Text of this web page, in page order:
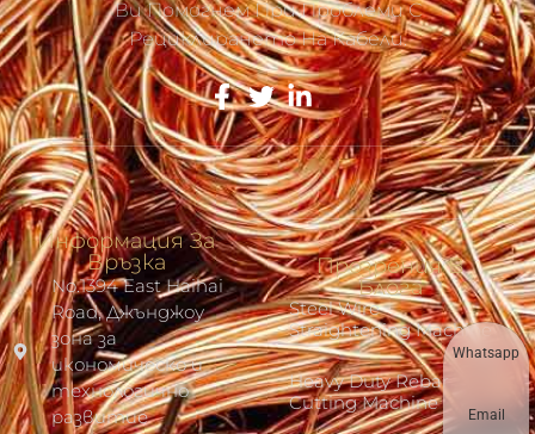
Ви Помогнем При Проблеми С
Рециклирането На Кабели.
Информация За
Връзка
No.1394 East Haihai
Road, Джънджоу
зона за
икономическо и
технологично
развитие
Прозрения В
Блога
Steel Wire
Straightening Machine
Heavy Duty Rebar
Cutting Machine
Whatsapp
Email